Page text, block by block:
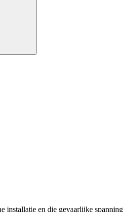
en die gevaarlijke